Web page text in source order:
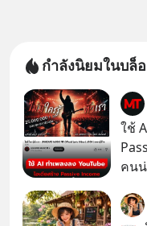
กำลังนิยมในบล็
ใช้
คนน่
รู้ตัว